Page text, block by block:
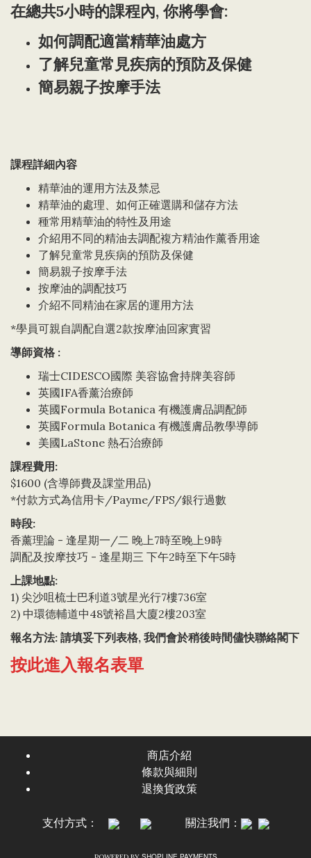
在總共5小時的課程內, 你將學會:
如何調配適當精華油處方
了解兒童常見疾病的預防及保健
簡易親子按摩手法
課程詳細內容
精華油的運用方法及禁忌
精華油的處理、如何正確選購和儲存方法
種常用精華油的特性及用途
介紹用不同的精油去調配複方精油作薰香用途
了解兒童常見疾病的預防及保健
簡易親子按摩手法
按摩油的調配技巧
介紹不同精油在家居的運用方法
*學員可親自調配自選2款按摩油回家實習
導師資格 :
瑞士CIDESCO國際 美容協會持牌美容師
英國IFA香薰治療師
英國Formula Botanica 有機護膚品調配師
英國Formula Botanica 有機護膚品教學導師
美國LaStone 熱石治療師
課程費用:
$1600 (含導師費及課堂用品)
*付款方式為信用卡/Payme/FPS/銀行過數
時段:
香薰理論 - 逢星期一/二 晚上7時至晚上9時
調配及按摩技巧 - 逢星期三 下午2時至下午5時
上課地點:
1) 尖沙咀梳士巴利道3號星光行7樓736室
2) 中環德輔道中48號裕昌大廈2樓203室
報名方法: 請填妥下列表格, 我們會於稍後時間儘快聯絡閣下
按此進入報名表單
商店介紹
條款與細則
退換貨政策
支付方式： 關注我們：